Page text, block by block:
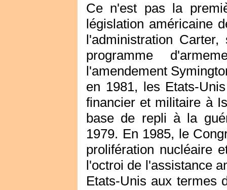
Ce n'est pas la
législation américaine
l'administration
programme
l'amendement
en 1981, les Etats-
financier et militaire à
base de repli à la
1979. En 1985, le
prolifération nucléaire
l'octroi de l'assistance
Etats-Unis aux termes